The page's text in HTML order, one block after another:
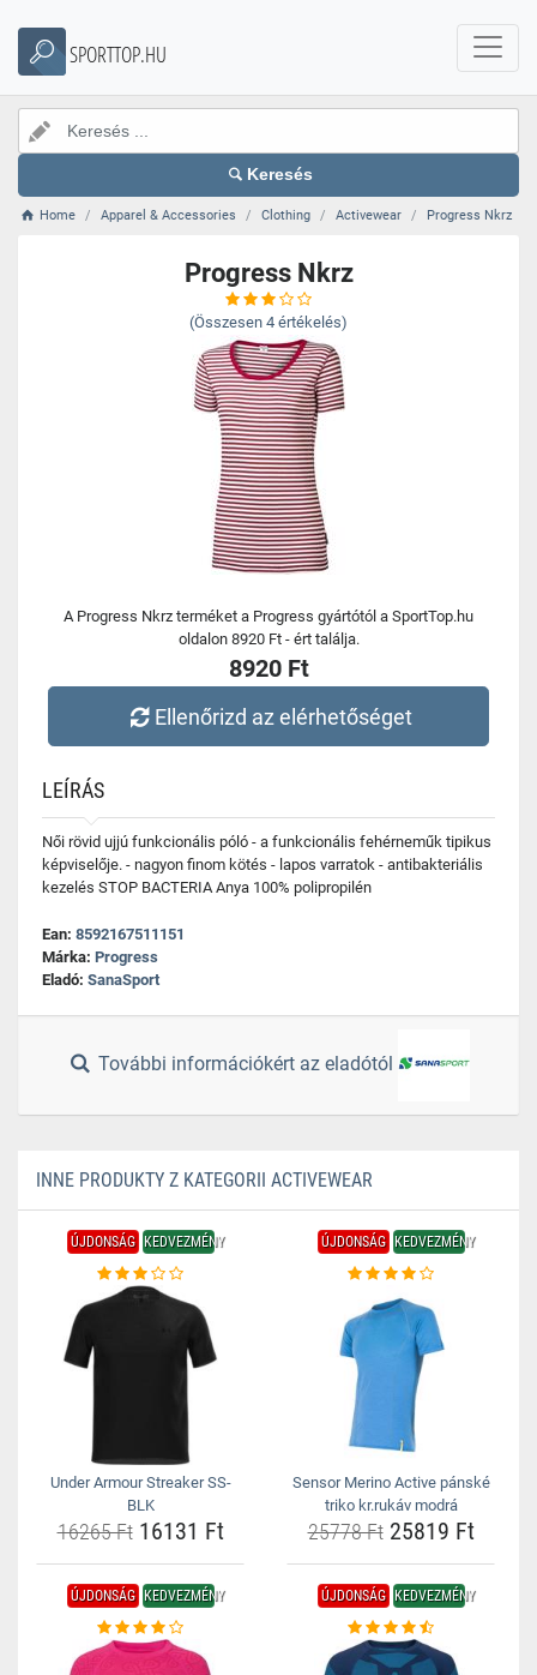
SPORTTOP.HU
Keresés
Home Apparel & Accessories Clothing Activewear Progress Nkrz
Progress Nkrz
(Összesen 4 értékelés)
A Progress Nkrz terméket a Progress gyártótól a SportTop.hu
oldalon 8920 Ft - ért találja.
8920 Ft
Ellenőrizd az elérhetőséget
LEÍRÁS
Női rövid ujjú funkcionális póló - a funkcionális fehérneműk tipikus
képviselője. - nagyon finom kötés - lapos varratok - antibakteriális
kezelés STOP BACTERIA Anya 100% polipropilén
Ean: 8592167511151
Márka: Progress
Eladó: SanaSport
További információkért az eladótól
INNE PRODUKTY Z KATEGORII ACTIVEWEAR
ÚJDONSÁG KEDVEZMÉNY
Under Armour Streaker SS-
BLK
16265 Ft16131 Ft
ÚJDONSÁG KEDVEZMÉNY
Sensor Merino Active pánské
triko kr.rukáv modrá
25778 Ft25819 Ft
ÚJDONSÁG KEDVEZMÉNY ÚJDONSÁG KEDVEZMÉNY